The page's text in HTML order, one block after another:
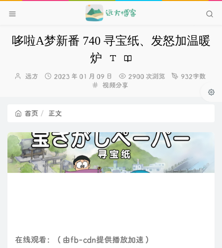
哆啦A梦新番 740 寻宝纸、发怒加温暖
炉
博
远方
发
2023 年 01 月 09 日 2900 次浏览
932字数
分
视频分享
首页 正文
在线观看：（由fb-cdn提供播放加速）